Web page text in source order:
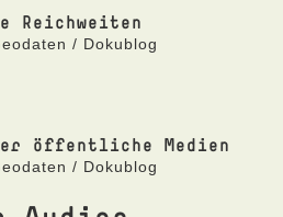
Reichweiten
/ Dokublog
öffentliche Medien
/ Dokublog